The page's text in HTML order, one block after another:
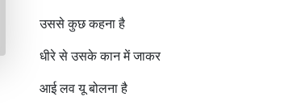
उससे कुछ कहना है
धीरे से उसके कान में जाकर
आई लव यू बोलना है